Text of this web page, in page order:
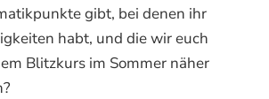
gibt, bei denen ihr
habt, und die wir euch
Blitzkurs im Sommer näher